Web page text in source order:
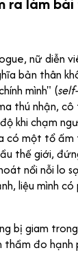
nữ diễn
bản thân
mình" (
thú nhận,
khi chạm
có một tổ
thế giới,
nổi nỗi lo
liệu mình
bị giam
thầm đo hạnh